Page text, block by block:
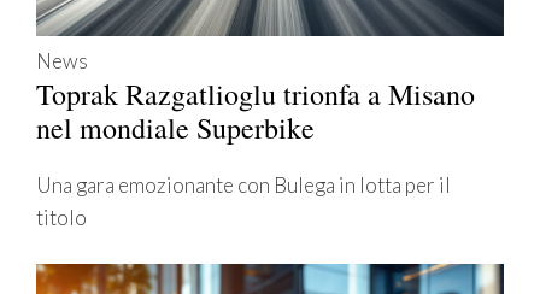
News
Toprak Razgatlioglu trionfa a Misano
nel mondiale Superbike
Una gara emozionante con Bulega in lotta per il
titolo